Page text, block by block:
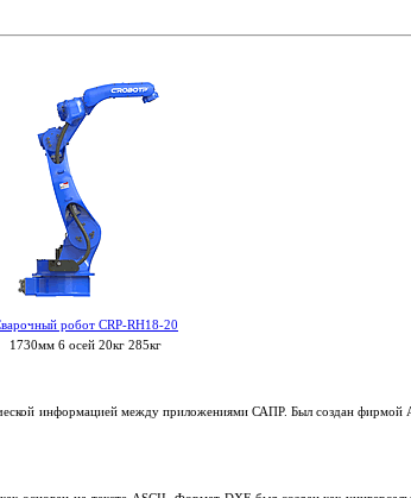
робот CRP-RH18-20
1730мм 6 осей 20кг 285кг
информацией между приложениями САПР. Был создан фирмой